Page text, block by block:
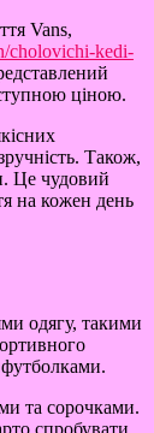
Vans,
cholovichi-kedi-
ціною.
Також,
Це чудовий
на кожен день
одягу, такими
та сорочками.